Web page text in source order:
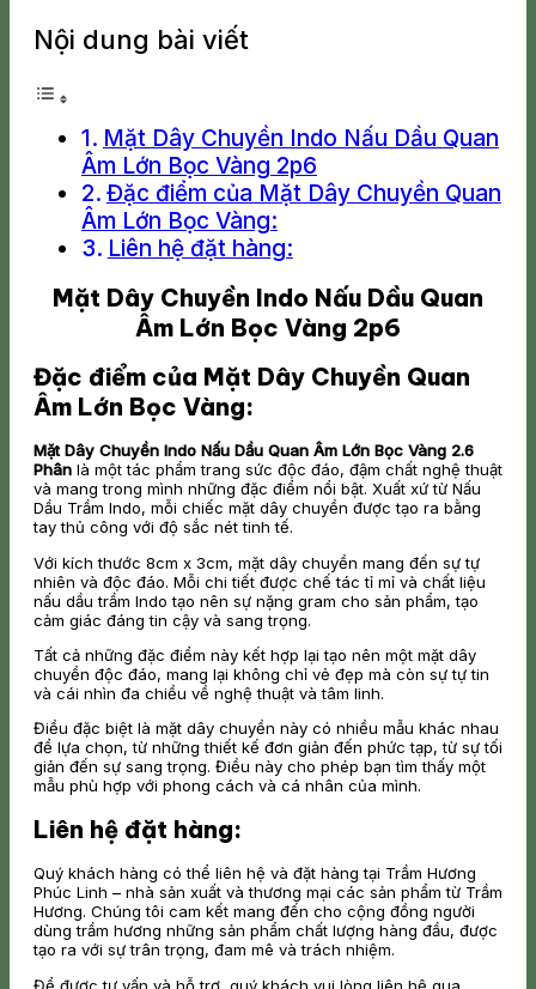
Nội dung bài viết
Mặt Dây Chuyền Indo Nấu Dầu Quan
Âm Lớn Bọc Vàng 2p6
Đặc điểm của Mặt Dây Chuyền Quan
Âm Lớn Bọc Vàng:
Liên hệ đặt hàng:
Mặt Dây Chuyền Indo Nấu Dầu Quan
Âm Lớn Bọc Vàng 2p6
Đặc điểm của Mặt Dây Chuyền Quan
Âm Lớn Bọc Vàng:
Mặt Dây Chuyền Indo Nấu Dầu Quan Âm Lớn Bọc Vàng 2.6
Phân là một tác phẩm trang sức độc đáo, đậm chất nghệ thuật
và mang trong mình những đặc điểm nổi bật. Xuất xứ từ Nấu
Dầu Trầm Indo, mỗi chiếc mặt dây chuyền được tạo ra bằng
tay thủ công với độ sắc nét tinh tế.
Với kích thước 8cm x 3cm, mặt dây chuyền mang đến sự tự
nhiên và độc đáo. Mỗi chi tiết được chế tác tỉ mỉ và chất liệu
nấu dầu trầm Indo tạo nên sự nặng gram cho sản phẩm, tạo
cảm giác đáng tin cậy và sang trọng.
Tất cả những đặc điểm này kết hợp lại tạo nên một mặt dây
chuyền độc đáo, mang lại không chỉ vẻ đẹp mà còn sự tự tin
và cái nhìn đa chiều về nghệ thuật và tâm linh.
Điều đặc biệt là mặt dây chuyền này có nhiều mẫu khác nhau
để lựa chọn, từ những thiết kế đơn giản đến phức tạp, từ sự tối
giản đến sự sang trọng. Điều này cho phép bạn tìm thấy một
mẫu phù hợp với phong cách và cá nhân của mình.
Liên hệ đặt hàng:
Quý khách hàng có thể liên hệ và đặt hàng tại Trầm Hương
Phúc Linh – nhà sản xuất và thương mại các sản phẩm từ Trầm
Hương. Chúng tôi cam kết mang đến cho cộng đồng người
dùng trầm hương những sản phẩm chất lượng hàng đầu, được
tạo ra với sự trân trọng, đam mê và trách nhiệm.
Để được tư vấn và hỗ trợ, quý khách vui lòng liên hệ qua